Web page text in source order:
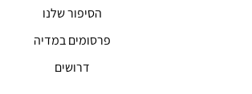
הסיפור שלנו
פרסומים במדיה
דרושים